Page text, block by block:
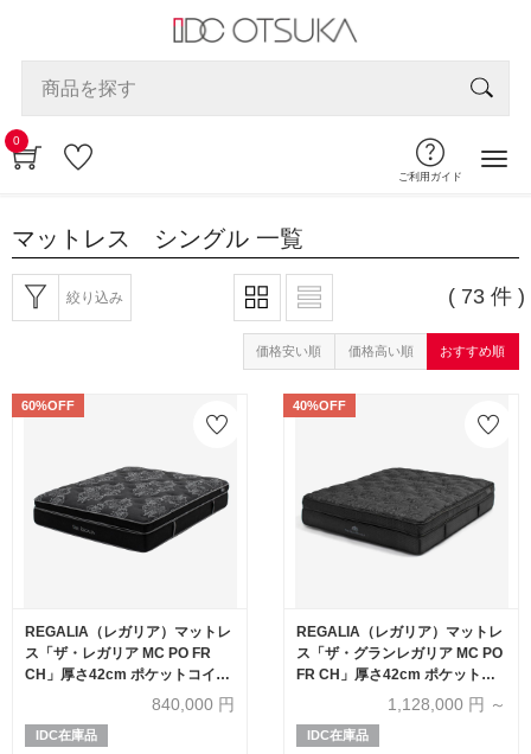
0
ご利用ガイド
マットレス シングル 一覧
絞り込み ( 73 件 )
価格安い順 価格高い順 おすすめ順
60%OFF
REGALIA（レガリア）マットレ
ス「ザ・レガリア MC PO FR
CH」厚さ42cm ポケットコイル
クイーンロング【セール対象品
840,000 円
IDC在庫品
40%OFF
REGALIA（レガリア）マットレ
ス「ザ・グランレガリア MC PO
FR CH」厚さ42cm ポケットコ
イル 全6サイズ【セール対象品
のため40%OFF】
1,128,000 円 ～
IDC在庫品